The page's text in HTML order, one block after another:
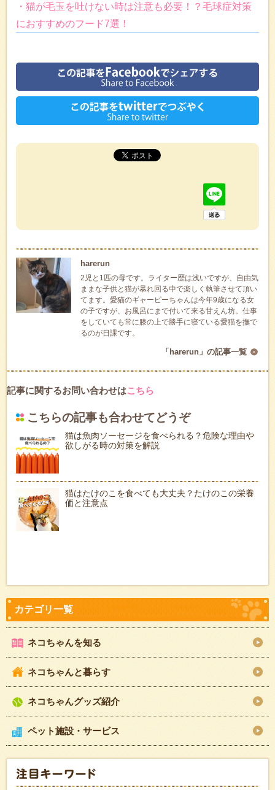
・猫が毛玉を吐けない時は注意も必要！？毛球症対策
におすすめのフード7選！
harerun
2児と1匹の母です。ライター歴は浅いですが、自由気
ままな子供と猫が暴れ回る中で楽しく執筆させて頂い
てます。愛猫のギャーピーちゃんは今年9歳になる女
の子ですが、お風呂にまで付いて来る甘えん坊。仕事
をしていても常に膝の上で勝手に寝ている愛猫を撫で
るのが日課です。
「harerun」の記事一覧
記事に関するお問い合わせはこちら
こちらの記事も合わせてどうぞ
猫は魚肉ソーセージを食べられる？危険な理由や
欲しがる時の対策を解説
猫はたけのこを食べても大丈夫？たけのこの栄養
価と注意点
ネコちゃんを知る
ネコちゃんと暮らす
ネコちゃんグッズ紹介
ペット施設・サービス